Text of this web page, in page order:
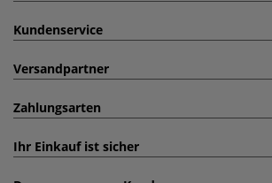
Kundenservice
Versandpartner
Zahlungsarten
Ihr Einkauf ist sicher